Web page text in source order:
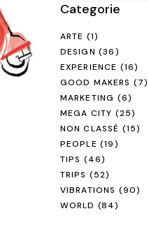
Categorie
ARTE (1)
DESIGN (36)
EXPERIENCE (16)
GOOD MAKERS (7)
MARKETING (6)
MEGA CITY (25)
NON CLASSÉ (15)
PEOPLE (19)
TIPS (46)
TRIPS (52)
VIBRATIONS (90)
WORLD (84)